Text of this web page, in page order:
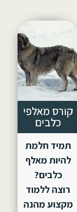
הוקם
קורס מאלפי
כלבים
תמיד חלמת
להיות מאלף
כלבים?
רוצה ללמוד
מקצוע מהנה